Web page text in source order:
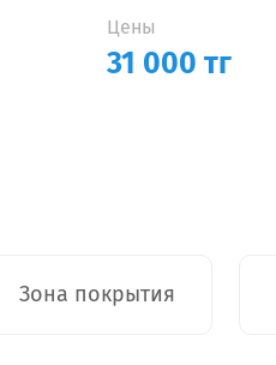
Цены
31 000 тг
Зона покрытия